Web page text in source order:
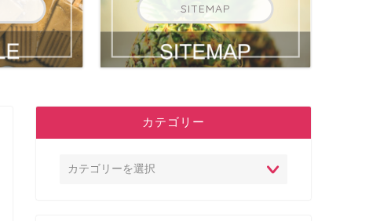
SITEMAP
カテゴリー